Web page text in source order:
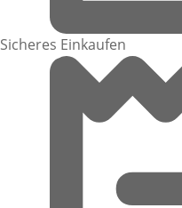
Sicheres Einkaufen